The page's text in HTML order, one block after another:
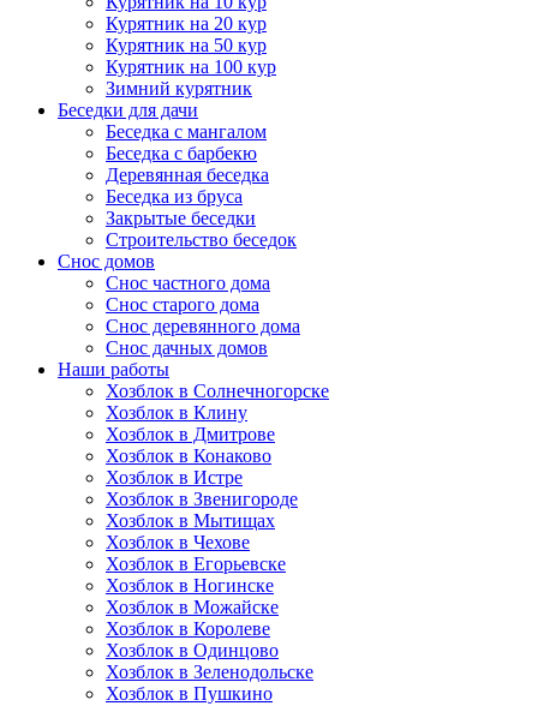
Курятник на 20 кур
Курятник на 50 кур
Курятник на 100 кур
Зимний курятник
Беседки для дачи
Беседка с мангалом
Беседка с барбекю
Деревянная беседка
Беседка из бруса
Закрытые беседки
Строительство беседок
Снос домов
Снос частного дома
Снос старого дома
Снос деревянного дома
Снос дачных домов
Наши работы
Хозблок в Солнечногорске
Хозблок в Клину
Хозблок в Дмитрове
Хозблок в Конаково
Хозблок в Истре
Хозблок в Звенигороде
Хозблок в Мытищах
Хозблок в Чехове
Хозблок в Егорьевске
Хозблок в Ногинске
Хозблок в Можайске
Хозблок в Королеве
Хозблок в Одинцово
Хозблок в Зеленодольске
Хозблок в Пушкино